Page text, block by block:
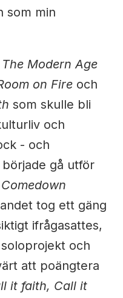
som min
The Modern Age
on Fire och
som skulle bli
och
- och
gå utför
Comedown
tog ett gäng
ifrågasattes,
och
att poängtera
it faith, Call it